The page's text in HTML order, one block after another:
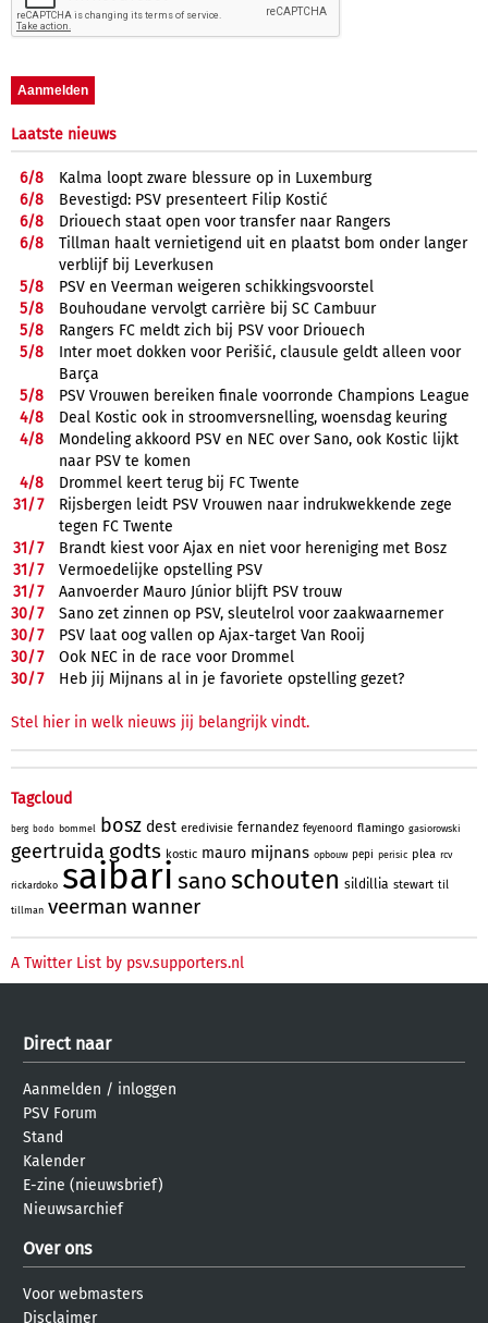
Laatste nieuws
6/8
Kalma loopt zware blessure op in Luxemburg
6/8
Bevestigd: PSV presenteert Filip Kostić
6/8
Driouech staat open voor transfer naar Rangers
6/8
Tillman haalt vernietigend uit en plaatst bom onder langer
verblijf bij Leverkusen
5/8
PSV en Veerman weigeren schikkingsvoorstel
5/8
Bouhoudane vervolgt carrière bij SC Cambuur
5/8
Rangers FC meldt zich bij PSV voor Driouech
5/8
Inter moet dokken voor Perišić, clausule geldt alleen voor
Barça
5/8
PSV Vrouwen bereiken finale voorronde Champions League
4/8
Deal Kostic ook in stroomversnelling, woensdag keuring
4/8
Mondeling akkoord PSV en NEC over Sano, ook Kostic lijkt
naar PSV te komen
4/8
Drommel keert terug bij FC Twente
31/7
Rijsbergen leidt PSV Vrouwen naar indrukwekkende zege
tegen FC Twente
31/7
Brandt kiest voor Ajax en niet voor hereniging met Bosz
31/7
Vermoedelijke opstelling PSV
31/7
Aanvoerder Mauro Júnior blijft PSV trouw
30/7
Sano zet zinnen op PSV, sleutelrol voor zaakwaarnemer
30/7
PSV laat oog vallen op Ajax-target Van Rooij
30/7
Ook NEC in de race voor Drommel
30/7 Heb jij Mijnans al in je favoriete opstelling gezet?
Stel hier in welk nieuws jij belangrijk vindt.
Tagcloud
berg bodo bommel bosz dest eredivisie fernandez feyenoord flamingo gasiorowski
geertruida godts kostic mauro mijnans opbouw pepi perisic plea rcv
rickardoko saibari sanoschouten sildillia stewart til
tillman veerman wanner
A Twitter List by psv.supporters.nl
Direct naar
Aanmelden / inloggen
PSV Forum
Stand
Kalender
E-zine (nieuwsbrief)
Nieuwsarchief
Over ons
Voor webmasters
Disclaimer